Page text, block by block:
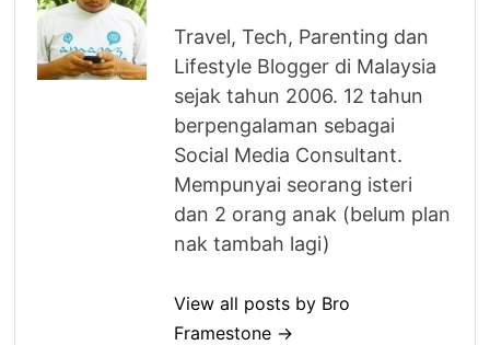
Travel, Tech, Parenting dan
Lifestyle Blogger di Malaysia
sejak tahun 2006. 12 tahun
berpengalaman sebagai
Social Media Consultant.
Mempunyai seorang isteri
dan 2 orang anak (belum plan
nak tambah lagi)
View all posts by Bro
Framestone →